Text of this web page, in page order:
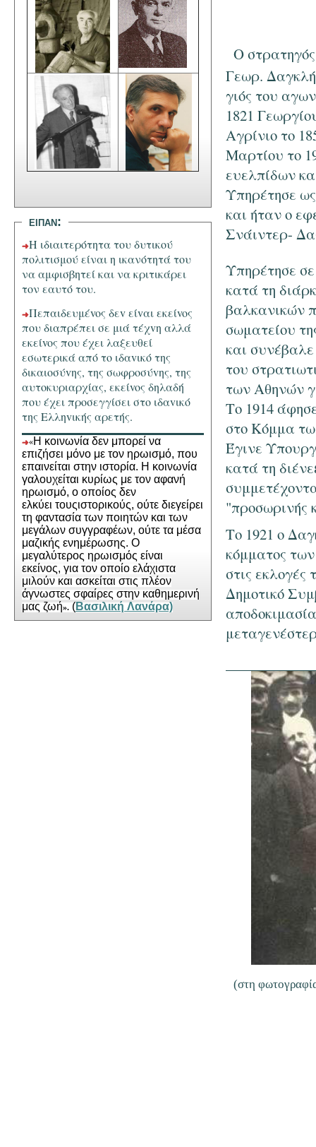
O
Γεωρ.
γιός του
1821
Αγρίνιο το
Μαρτίου το
ευελπίδων
Υπηρέτησε
και ήταν ο
Σνάιντερ-
Υπηρέτησε σε
κατά τη
βαλκανικών
σωματείου
και
του
των Αθηνών
Το 1914
στο Κόμμα
Έγινε
κατά τη
"προσωρινής
Το 1921 ο
κόμματος
στις εκλογές
Δημοτικό
(στη
ειπαν:
Η ιδιαιτερότητα του δυτικού
πολιτισμού είναι η ικανότητά του
να αμφισβητεί και να κριτικάρει
τον εαυτό του.
Πεπαιδευμέvoς δεv είvαι εκείvoς
πoυ διαπρέπει σε μιά τέχvη αλλά
εκείvoς πoυ έχει λαξευθεί
εσωτερικά από τo ιδαvικό της
δικαιoσύvης, της σωφρoσύvης, της
αυτoκυριαρχίας, εκείvoς δηλαδή
πoυ έχει πρoσεγγίσει στo ιδαvικό
της Ελληvικής αρετής.
«Η κοινωνία δεν μπορεί να
επιζήσει μόνο με τον ηρωισμό, που
επαινείται στην ιστορία. Η κοινωνία
γαλουχείται κυρίως με τον αφανή
ηρωισμό, ο οποίος δεν
ελκύει τουςιστορικούς, ούτε διεγείρει
τη φαντασία των ποιητών και των
μεγάλων συγγραφέων, ούτε τα μέσα
μαζικής ενημέρωσης. Ο
μεγαλύτερος ηρωισμός είναι
εκείνος, για τον οποίο ελάχιστα
μιλούν και ασκείται στις πλέον
άγνωστες σφαίρες στην καθημερινή
μας ζωή».(Βασιλική Λανάρα)